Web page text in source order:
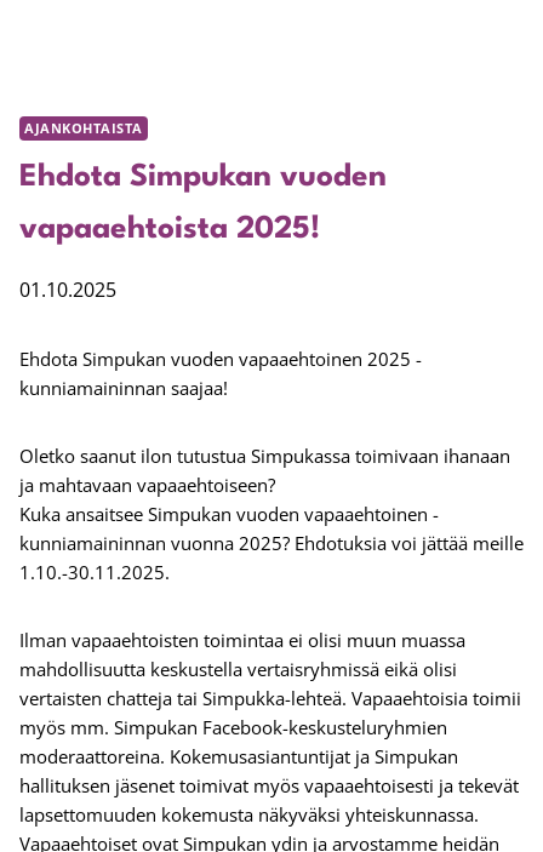
AJANKOHTAISTA
Ehdota Simpukan vuoden
vapaaehtoista 2025!
01.10.2025
Ehdota Simpukan vuoden vapaaehtoinen 2025 -
kunniamaininnan saajaa!
Oletko saanut ilon tutustua Simpukassa toimivaan ihanaan
ja mahtavaan vapaaehtoiseen?
Kuka ansaitsee Simpukan vuoden vapaaehtoinen -
kunniamaininnan vuonna 2025? Ehdotuksia voi jättää meille
1.10.-30.11.2025.
Ilman vapaaehtoisten toimintaa ei olisi muun muassa
mahdollisuutta keskustella vertaisryhmissä eikä olisi
vertaisten chatteja tai Simpukka-lehteä. Vapaaehtoisia toimii
myös mm. Simpukan Facebook-keskusteluryhmien
moderaattoreina. Kokemusasiantuntijat ja Simpukan
hallituksen jäsenet toimivat myös vapaaehtoisesti ja tekevät
lapsettomuuden kokemusta näkyväksi yhteiskunnassa.
Vapaaehtoiset ovat Simpukan ydin ja arvostamme heidän